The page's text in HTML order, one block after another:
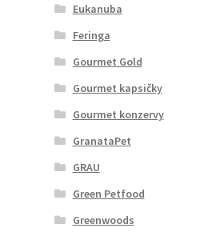
Eukanuba
Feringa
Gourmet Gold
Gourmet kapsičky
Gourmet konzervy
GranataPet
GRAU
Green Petfood
Greenwoods